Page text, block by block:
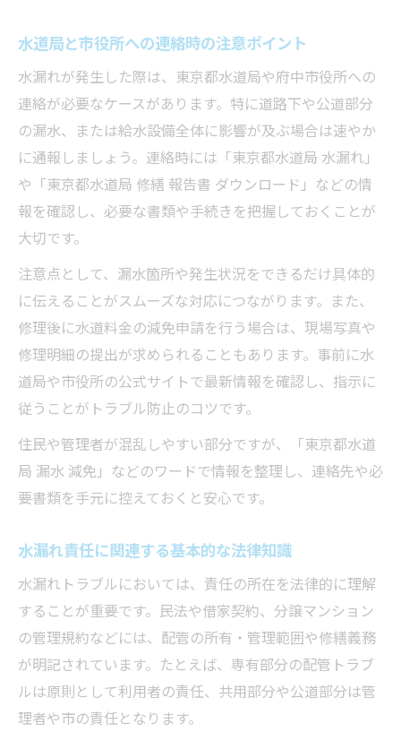
水道局と市役所への連絡時の注意ポイント
水漏れが発生した際は、東京都水道局や府中市役所への
連絡が必要なケースがあります。特に道路下や公道部分
の漏水、または給水設備全体に影響が及ぶ場合は速やか
に通報しましょう。連絡時には「東京都水道局 水漏れ」
や「東京都水道局 修繕 報告書 ダウンロード」などの情
報を確認し、必要な書類や手続きを把握しておくことが
大切です。
注意点として、漏水箇所や発生状況をできるだけ具体的
に伝えることがスムーズな対応につながります。また、
修理後に水道料金の減免申請を行う場合は、現場写真や
修理明細の提出が求められることもあります。事前に水
道局や市役所の公式サイトで最新情報を確認し、指示に
従うことがトラブル防止のコツです。
住民や管理者が混乱しやすい部分ですが、「東京都水道
局 漏水 減免」などのワードで情報を整理し、連絡先や必
要書類を手元に控えておくと安心です。
水漏れ責任に関連する基本的な法律知識
水漏れトラブルにおいては、責任の所在を法律的に理解
することが重要です。民法や借家契約、分譲マンション
の管理規約などには、配管の所有・管理範囲や修繕義務
が明記されています。たとえば、専有部分の配管トラブ
ルは原則として利用者の責任、共用部分や公道部分は管
理者や市の責任となります。